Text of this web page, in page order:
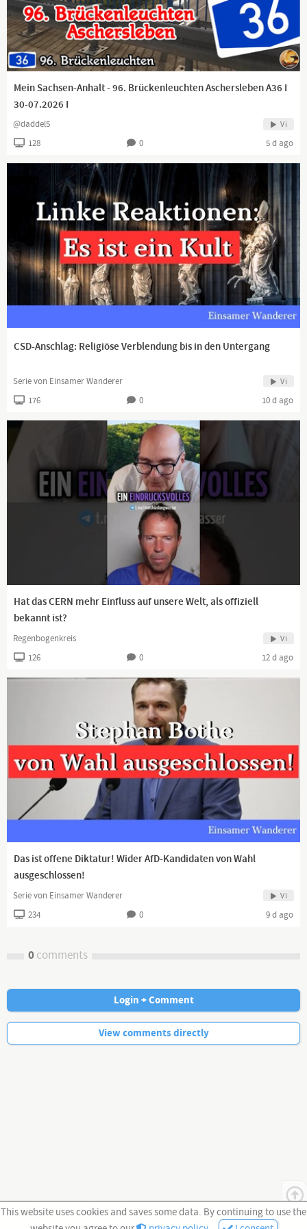
This website uses cookies and saves some data. By continuing to use the
Mein Sachsen-Anhalt - 96. Brückenleuchten Aschersleben A36 I
30-07.2026 I
@daddel5 Vi
128 0 5 d ago
CSD-Anschlag: Religiöse Verblendung bis in den Untergang
Serie von Einsamer Wanderer Vi
176 0 10 d ago
Hat das CERN mehr Einfluss auf unsere Welt, als offiziell
bekannt ist?
Regenbogenkreis Vi
126 0 12 d ago
Das ist offene Diktatur! Wider AfD-Kandidaten von Wahl
ausgeschlossen!
Serie von Einsamer Wanderer Vi
234 0 9 d ago
0comments
No more comments.
Login + Comment
View comments directly